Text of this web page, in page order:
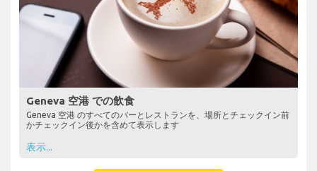
Geneva 空港 での飲食
Geneva 空港 のすべてのバーとレストランを、場所とチェックイン前
かチェックイン後かを含めて表示します
表示...